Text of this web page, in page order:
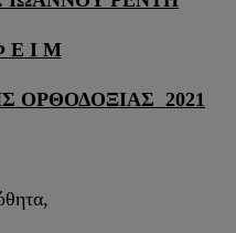
Ε Ι Μ
ΟΡΘΟΔΟΞΙΑΣ 2021